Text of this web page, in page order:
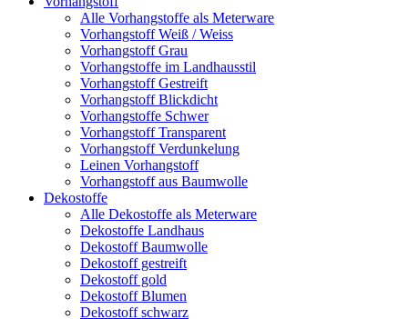
Alle Vorhangstoffe als Meterware
Vorhangstoff Weiß / Weiss
Vorhangstoff Grau
Vorhangstoffe im Landhausstil
Vorhangstoff Gestreift
Vorhangstoff Blickdicht
Vorhangstoffe Schwer
Vorhangstoff Transparent
Vorhangstoff Verdunkelung
Leinen Vorhangstoff
Vorhangstoff aus Baumwolle
Dekostoffe
Alle Dekostoffe als Meterware
Dekostoffe Landhaus
Dekostoff Baumwolle
Dekostoff gestreift
Dekostoff gold
Dekostoff Blumen
Dekostoff schwarz